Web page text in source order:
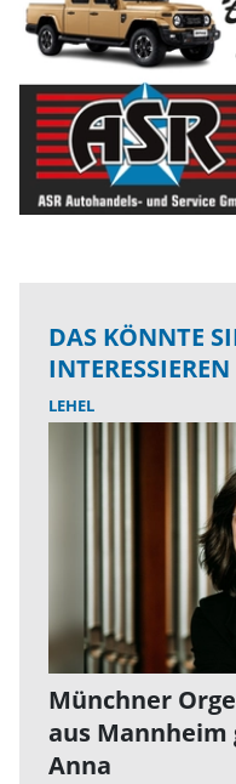
DAS KÖNNTE
INTERESSIEREN
LEHEL
Münchner
aus Mannheim
Anna